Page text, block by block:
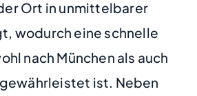
Ort in unmittelbarer
wodurch eine schnelle
nach München als auch
ist. Neben